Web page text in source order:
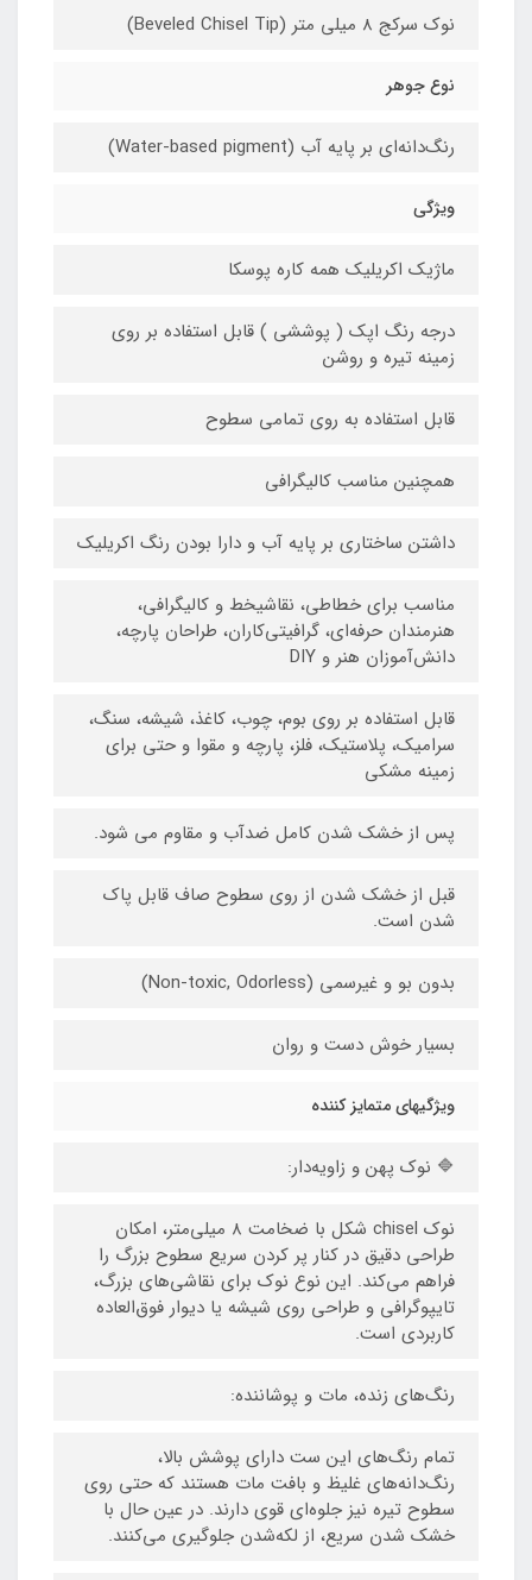
نوک سرکج 8 میلی متر (Beveled Chisel Tip)
نوع جوهر
رنگ‌دانه‌ای بر پایه آب (Water-based pigment)
ویژگی
ماژیک اکریلیک همه کاره پوسکا
درجه رنگ اپک ( پوششی ) قابل استفاده بر روی
زمینه تیره و روشن
قابل استفاده به روی تمامی سطوح
همچنین مناسب کالیگرافی
داشتن ساختاری بر پایه آب و دارا بودن رنگ اکریلیک
مناسب برای خطاطی، نقاشیخط و کالیگرافی،
هنرمندان حرفه‌ای، گرافیتی‌کاران، طراحان پارچه،
دانش‌آموزان هنر و DIY
قابل استفاده بر روی بوم، چوب، کاغذ، شیشه، سنگ،
سرامیک، پلاستیک، فلز، پارچه و مقوا و حتی برای
زمینه مشکی
پس از خشک شدن کامل ضدآب و مقاوم می شود.
قبل از خشک شدن از روی سطوح صاف قابل پاک
شدن است.
بدون بو و غیرسمی (Non-toxic, Odorless)
بسیار خوش دست و روان
ویژگیهای متمایز کننده
🔷 نوک پهن و زاویه‌دار:
نوک chisel شکل با ضخامت ۸ میلی‌متر، امکان
طراحی دقیق در کنار پر کردن سریع سطوح بزرگ را
فراهم می‌کند. این نوع نوک برای نقاشی‌های بزرگ،
تایپوگرافی و طراحی روی شیشه یا دیوار فوق‌العاده
کاربردی است.
رنگ‌های زنده، مات و پوشاننده:
تمام رنگ‌های این ست دارای پوشش بالا،
رنگ‌دانه‌های غلیظ و بافت مات هستند که حتی روی
سطوح تیره نیز جلوه‌ای قوی دارند. در عین حال با
خشک شدن سریع، از لکه‌شدن جلوگیری می‌کنند.